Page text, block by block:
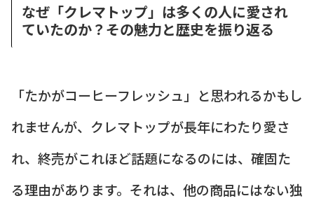
なぜ「クレマトップ」は多くの人に愛され
ていたのか？その魅力と歴史を振り返る
「たかがコーヒーフレッシュ」と思われるかもし
れませんが、クレマトップが長年にわたり愛さ
れ、終売がこれほど話題になるのには、確固た
る理由があります。それは、他の商品にはない独